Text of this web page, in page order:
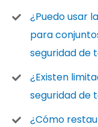
¿Puedo usar
para
seguridad de
¿Existen
seguridad de
¿Cómo